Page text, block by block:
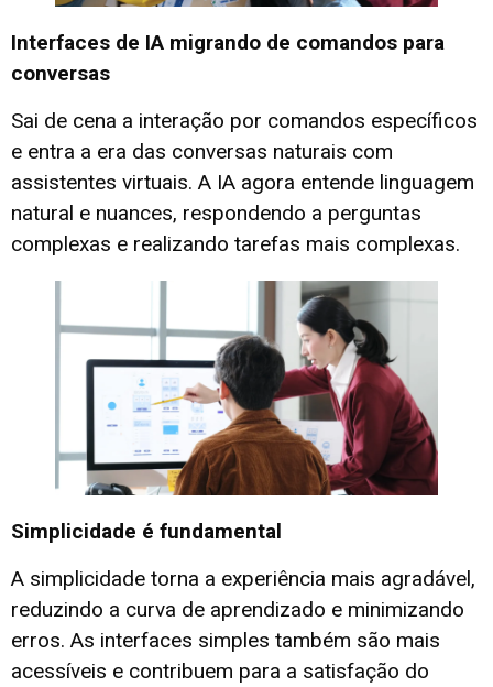
Interfaces de IA migrando de comandos para
conversas
Sai de cena a interação por comandos específicos
e entra a era das conversas naturais com
assistentes virtuais. A IA agora entende linguagem
natural e nuances, respondendo a perguntas
complexas e realizando tarefas mais complexas.
Simplicidade é fundamental
A simplicidade torna a experiência mais agradável,
reduzindo a curva de aprendizado e minimizando
erros. As interfaces simples também são mais
acessíveis e contribuem para a satisfação do